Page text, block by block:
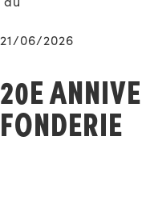
21/06/2026
20E
FONDERIE